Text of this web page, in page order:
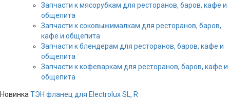
Запчасти к мясорубкам для ресторанов, баров, кафе и
общепита
Запчасти к соковыжималкам для ресторанов, баров,
кафе и общепита
Запчасти к блендерам для ресторанов, баров, кафе и
общепита
Запчасти к кофеваркам для ресторанов, баров, кафе и
общепита
Новинка ТЭН фланец для Electrolux SL, R